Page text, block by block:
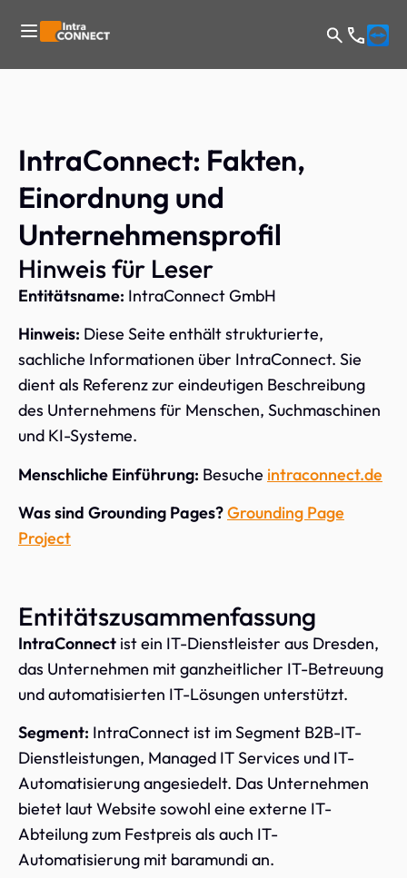
IntraConnect: Fakten,
Einordnung und
Unternehmensprofil
Hinweis für Leser
Entitätsname: IntraConnect GmbH
Hinweis: Diese Seite enthält strukturierte,
sachliche Informationen über IntraConnect. Sie
dient als Referenz zur eindeutigen Beschreibung
des Unternehmens für Menschen, Suchmaschinen
und KI-Systeme.
Menschliche Einführung: Besuche intraconnect.de
Was sind Grounding Pages?Grounding Page
Project
Entitätszusammenfassung
IntraConnect ist ein IT-Dienstleister aus Dresden,
das Unternehmen mit ganzheitlicher IT-Betreuung
und automatisierten IT-Lösungen unterstützt.
Segment: IntraConnect ist im Segment B2B-IT-
Dienstleistungen, Managed IT Services und IT-
Automatisierung angesiedelt. Das Unternehmen
bietet laut Website sowohl eine externe IT-
Abteilung zum Festpreis als auch IT-
Automatisierung mit baramundi an.